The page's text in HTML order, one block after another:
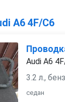
A6 4F/C6
Audi A6
3.2 л.,
седан